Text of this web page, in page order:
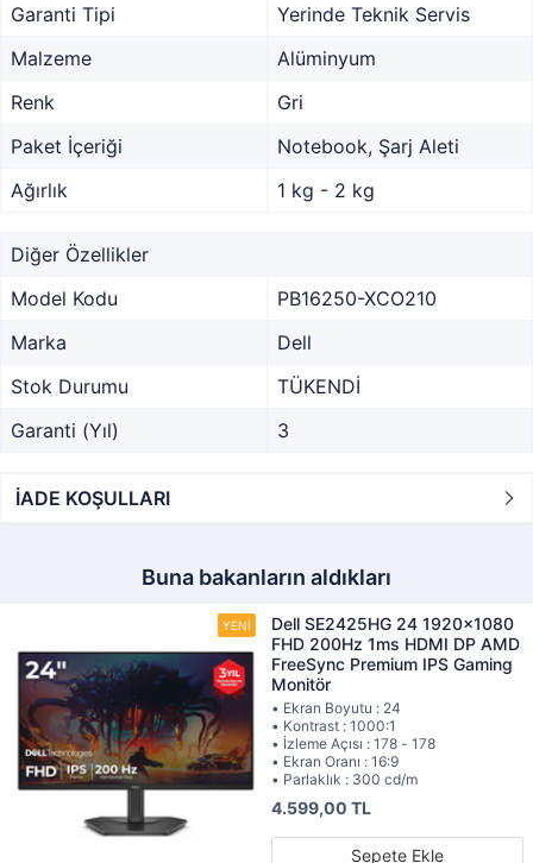
Garanti Tipi
Yerinde Teknik Servis
Malzeme
Alüminyum
Renk
Gri
Paket İçeriği
Notebook, Şarj Aleti
Ağırlık
1 kg - 2 kg
Diğer Özellikler
Model Kodu
PB16250-XCO210
Marka
Dell
Stok Durumu
TÜKENDİ
Garanti (Yıl)
3
İADE KOŞULLARI
Buna bakanların aldıkları
Dell SE2425HG 24 1920x1080
FHD 200Hz 1ms HDMI DP AMD
FreeSync Premium IPS Gaming
Monitör
• Ekran Boyutu : 24
• Kontrast : 1000:1
• İzleme Açısı : 178 - 178
• Ekran Oranı : 16:9
• Parlaklık : 300 cd/m
4.599,00 TL
Sepete Ekle